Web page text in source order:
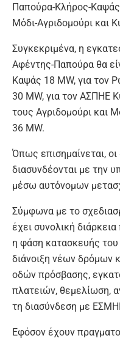
Παπούρα-Κλήρος-
Μόδι-Αγριδομούρι και
Συγκεκριμένα, η
Αφέντης-Παπούρα θα
Καψάς 18 MW, για τον
30 MW, για τον ΑΣΠΗΕ
τους Αγριδομούρι και
36 MW.
Όπως επισημαίνεται,
διασυνδέονται με την
μέσω αυτόνομων
Σύμφωνα με το
έχει συνολική
η φάση κατασκευής του
διάνοιξη νέων δρόμων
οδών πρόσβασης,
πλατειών, θεμελίωση,
τη διασύνδεση με
Εφόσον έχουν